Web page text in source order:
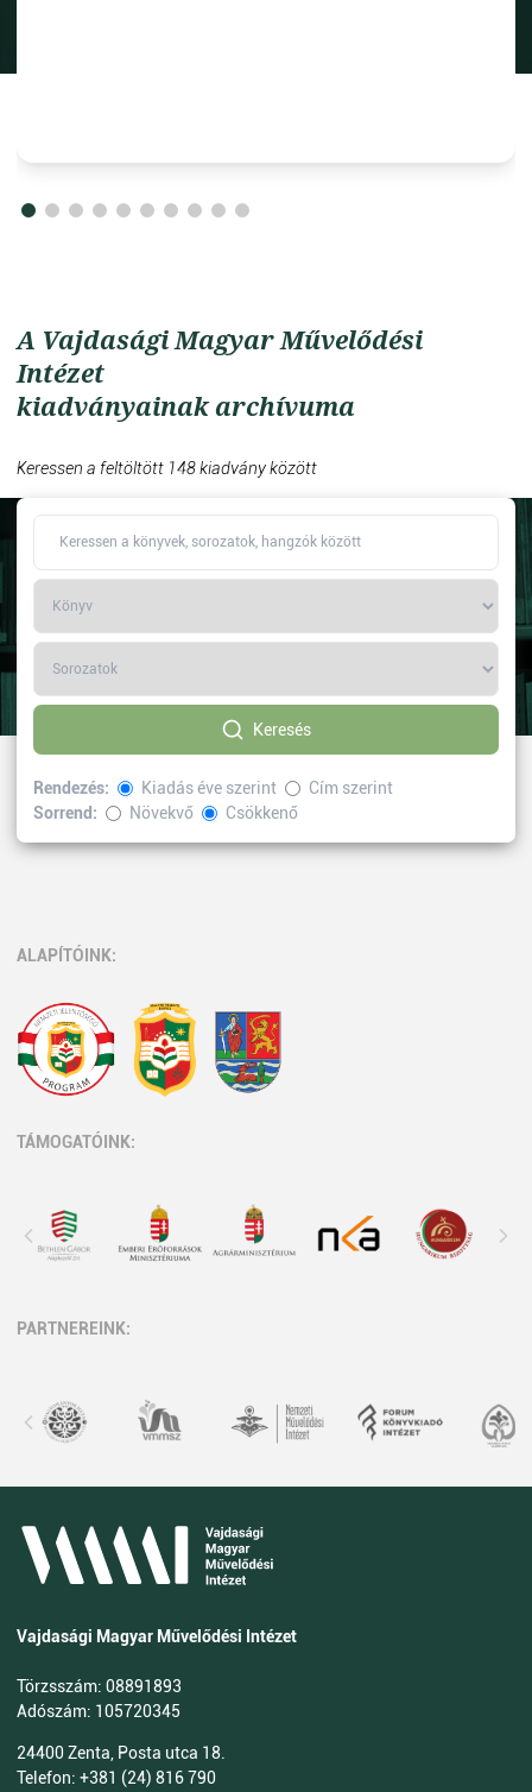
A Vajdasági Magyar Művelődési
Intézet
kiadványainak archívuma
Keressen a feltöltött 148 kiadvány között
Keresés
Rendezés: Kiadás éve szerint
Cím szerint
Sorrend:
Növekvő Csökkenő
Kiválasztott címke:kollázs
ALAPÍTÓINK:
TÁMOGATÓINK:
PARTNEREINK:
Vajdasági Magyar Művelődési Intézet
Törzsszám: 08891893
Adószám: 105720345
24400 Zenta, Posta utca 18.
Telefon: +381 (24) 816 790